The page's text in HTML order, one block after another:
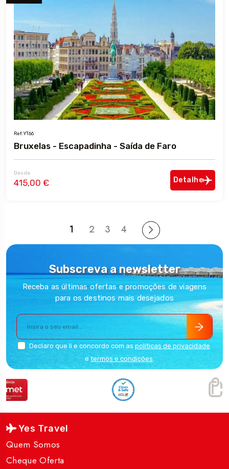
Ref: YT66
Bruxelas - Escapadinha - Saída de Faro
Desde
415,00 € Detalhe
1 2 3 4
Subscreva a newsletter
Receba as últimas ofertas e promoções de viagens
para os destinos mais desejados
Declaro que li e concordo com as políticas de privacidade
e termos e condições
Yes Travel
Quem Somos
Cheque Oferta